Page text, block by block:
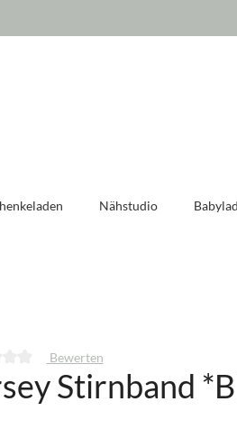
Nähstudio
Bewertung von 0 von 5 Sternen
Bewerten
Stirnband